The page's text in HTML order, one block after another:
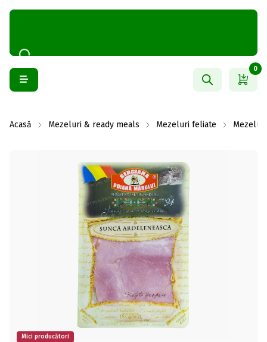
0
Acasă Mezeluri & ready meals Mezeluri feliate
Mici producători